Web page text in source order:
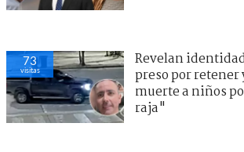
73
visitas
Revelan
preso por retener
muerte a niños
raja"